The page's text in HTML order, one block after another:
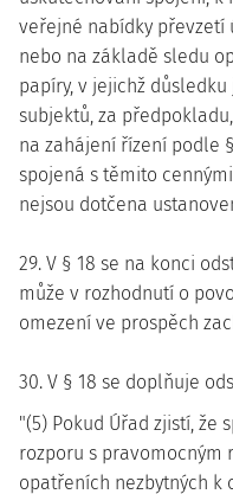
veřejné nabídky převzetí
nebo na základě sledu
papíry, v jejichž
subjektů, za
na zahájení řízení podle
spojená s těmito
nejsou dotčena
29. V § 18 se na konci
může v rozhodnutí o
omezení ve prospěch
30. V § 18 se doplňuje
"(5) Pokud Úřad zjistí, že
rozporu s pravomocným
opatřeních nezbytných k